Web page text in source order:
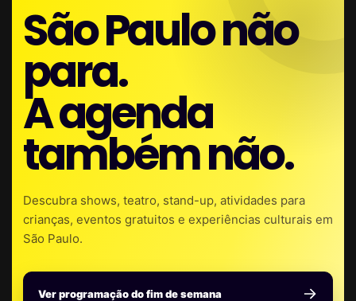
São Paulo não
para.
A agenda
também não.
Descubra shows, teatro, stand-up, atividades para
crianças, eventos gratuitos e experiências culturais em
São Paulo.
Ver programação do fim de semana